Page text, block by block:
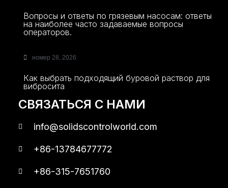
Вопросы и ответы по грязевым насосам: ответы
на наиболее часто задаваемые вопросы
операторов.
номер 28, 2026
Как выбрать подходящий буровой раствор для
вибросита
СВЯЗАТЬСЯ С НАМИ
info@solidscontrolworld.com
+86-13784677772
+86-315-7651760